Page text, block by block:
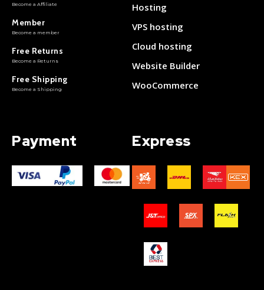
Become a Affiliate
Member
Become a member
Free Returns
Become a Returns
Free Shipping
Become a Shipping
Hosting
VPS hosting
Cloud hosting
Website Builder
WooCommerce
Payment Express